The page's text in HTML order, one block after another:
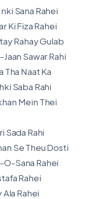
Sana Rahei
Ki Fiza Rahei
Rahay Gulab
Sawar Rahi
Tha Naat Ka
Saba Rahi
Mein Thei
Sada Rahi
Se Theu Dosti
Sana Rahei
Rahei
Rahei